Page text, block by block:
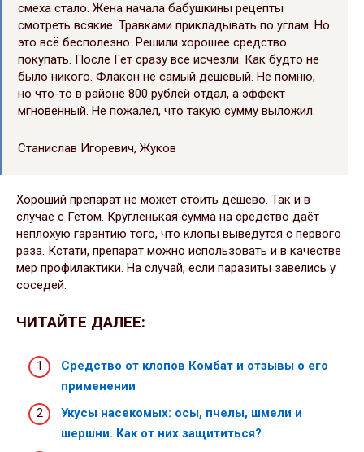
смеха стало. Жена начала бабушкины рецепты
смотреть всякие. Травками прикладывать по углам. Но
это всё бесполезно. Решили хорошее средство
покупать. После Гет сразу все исчезли. Как будто не
было никого. Флакон не самый дешёвый. Не помню,
но что-то в районе 800 рублей отдал, а эффект
мгновенный. Не пожалел, что такую сумму выложил.
Станислав Игоревич, Жуков
Хороший препарат не может стоить дёшево. Так и в
случае с Гетом. Кругленькая сумма на средство даёт
неплохую гарантию того, что клопы выведутся с первого
раза. Кстати, препарат можно использовать и в качестве
мер профилактики. На случай, если паразиты завелись у
соседей.
ЧИТАЙТЕ ДАЛЕЕ:
Средство от клопов Комбат и отзывы о его
применении
Укусы насекомых: осы, пчелы, шмели и
шершни. Как от них защититься?